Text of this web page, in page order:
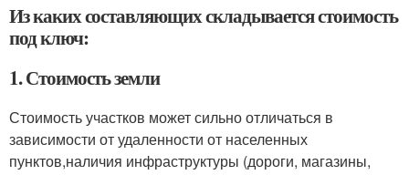
Из каких составляющих складывается стоимость
под ключ:
1. Стоимость земли
Стоимость участков может сильно отличаться в
зависимости от удаленности от населенных
пунктов,наличия инфраструктуры (дороги, магазины,